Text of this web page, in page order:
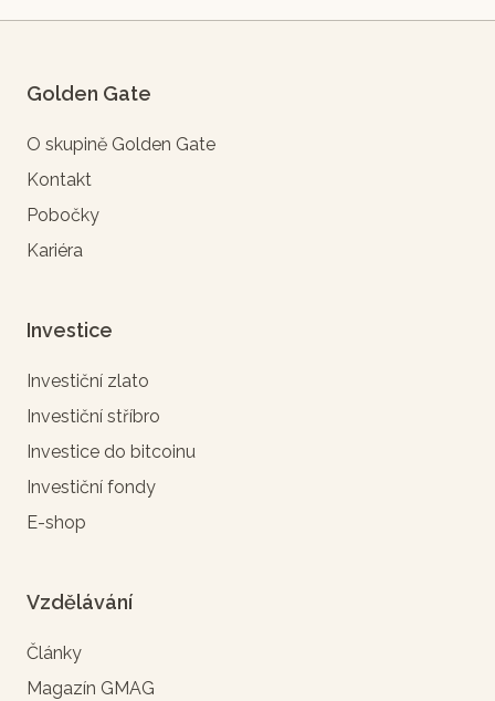
Golden Gate
O skupině Golden Gate
Kontakt
Pobočky
Kariéra
Investice
Investiční zlato
Investiční stříbro
Investice do bitcoinu
Investiční fondy
E-shop
Vzdělávání
Články
Magazín GMAG